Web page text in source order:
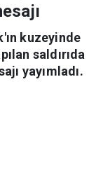
kuzeyinde
saldırıda
yayımladı.